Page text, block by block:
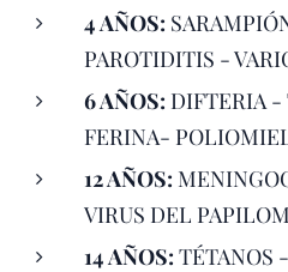
4 AÑOS:
PAROTIDITIS -
6 AÑOS: DIFTERIA -
FERINA-
12 AÑOS:
VIRUS DEL
14 AÑOS: TÉTANOS